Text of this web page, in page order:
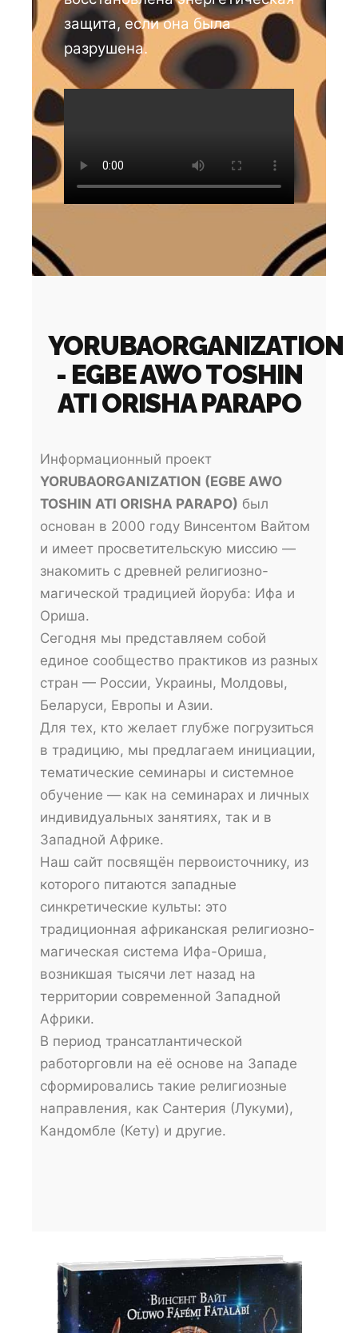
защита, если она была
разрушена.
YORUBAORGANIZATION
- EGBE AWO TOSHIN
ATI ORISHA PARAPO
Информационный проект
YORUBAORGANIZATION (EGBE AWO
TOSHIN ATI ORISHA PARAPO) был
основан в 2000 году Винсентом Вайтом
и имеет просветительскую миссию —
знакомить с древней религиозно-
магической традицией йоруба: Ифа и
Ориша.
Сегодня мы представляем собой
единое сообщество практиков из разных
стран — России, Украины, Молдовы,
Беларуси, Европы и Азии.
Для тех, кто желает глубже погрузиться
в традицию, мы предлагаем инициации,
тематические семинары и системное
обучение — как на семинарах и личных
индивидуальных занятиях, так и в
Западной Африке.
Наш сайт посвящён первоисточнику, из
которого питаются западные
синкретические культы: это
традиционная африканская религиозно-
магическая система Ифа-Ориша,
возникшая тысячи лет назад на
территории современной Западной
Африки.
В период трансатлантической
работорговли на её основе на Западе
сформировались такие религиозные
направления, как Сантерия (Лукуми),
Кандомбле (Кету) и другие.